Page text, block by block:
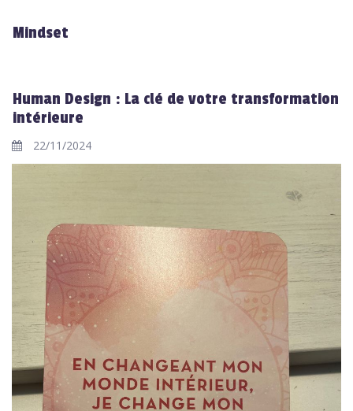
Mindset
Human Design : La clé de votre transformation
intérieure
22/11/2024